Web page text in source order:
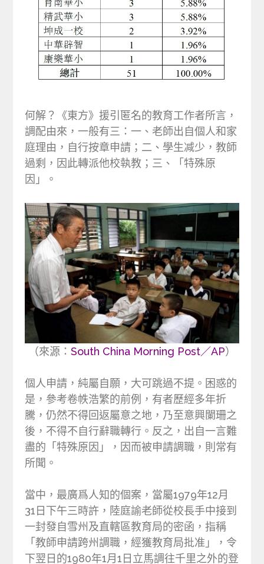
何解？《東方》援引匿名的教育工作者所言，
調配由來，一般有三：一、老師出自個人和家
庭理由，自行按章申請；二、學生减少，教師
過剩，因此轉派他校執教；三、「特殊原
因」。
（來源： South China Morning Post／AP）
個人申請，純屬自願，大可跳過不提。困惑的
是，參考卷帙浩繁的前例，有者歷經多年折
騰，仍然不得回返屬意之地，乃至意興闌珊之
後，不得不自行辭職轉行。反之，出自一言難
盡的「特殊原因」，因而被申請調職，則常有
所聞。
當中，最廣爲人知的個案，當屬1979年12月
31日下午三時許，陸庭諭老師從校長手中接到
一封發自雪州及直轄區教育局的密函，指稱
「教師申請跨州調職，經獲教育局批准」，令
下翌日的1980年1月1日立馬調往千里之外的登